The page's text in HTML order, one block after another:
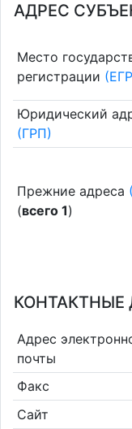
АДРЕС
Место
регистрации
Юридический
(ГРП)
Прежние адреса
(всего 1)
КОНТАКТНЫЕ
Адрес
почты
Факс
Сайт